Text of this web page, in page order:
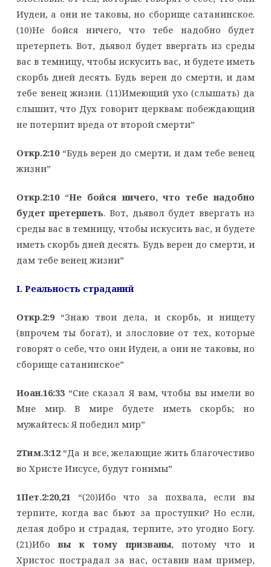
Иудеи, а они не таковы, но сборище сатанинское.
(10)Не бойся ничего, что тебе надобно будет
претерпеть. Вот, дьявол будет ввергать из среды
вас в темницу, чтобы искусить вас, и будете иметь
скорбь дней десять. Будь верен до смерти, и дам
тебе венец жизни. (11)Имеющий ухо (слышать) да
слышит, что Дух говорит церквам: побеждающий
не потерпит вреда от второй смерти”
Откр.2:10“Будь верен до смерти, и дам тебе венец
жизни”
Откр.2:10“Не бойся ничего, что тебе надобно
будет претерпеть. Вот, дьявол будет ввергать из
среды вас в темницу, чтобы искусить вас, и будете
иметь скорбь дней десять. Будь верен до смерти, и
дам тебе венец жизни”
I. Реальность страданий
Откр.2:9“Знаю твои дела, и скорбь, и нищету
(впрочем ты богат), и злословие от тех, которые
говорят о себе, что они Иудеи, а они не таковы, но
сборище сатанинское”
Иоан.16:33“Сие сказал Я вам, чтобы вы имели во
Мне мир. В мире будете иметь скорбь; но
мужайтесь: Я победил мир”
2Тим.3:12“Да и все, желающие жить благочестиво
во Христе Иисусе, будут гонимы”
1Пет.2:20,21“(20)Ибо что за похвала, если вы
терпите, когда вас бьют за проступки? Но если,
делая добро и страдая, терпите, это угодно Богу.
(21)Ибовы к тому призваны, потому что и
Христос пострадал за нас, оставив нам пример,